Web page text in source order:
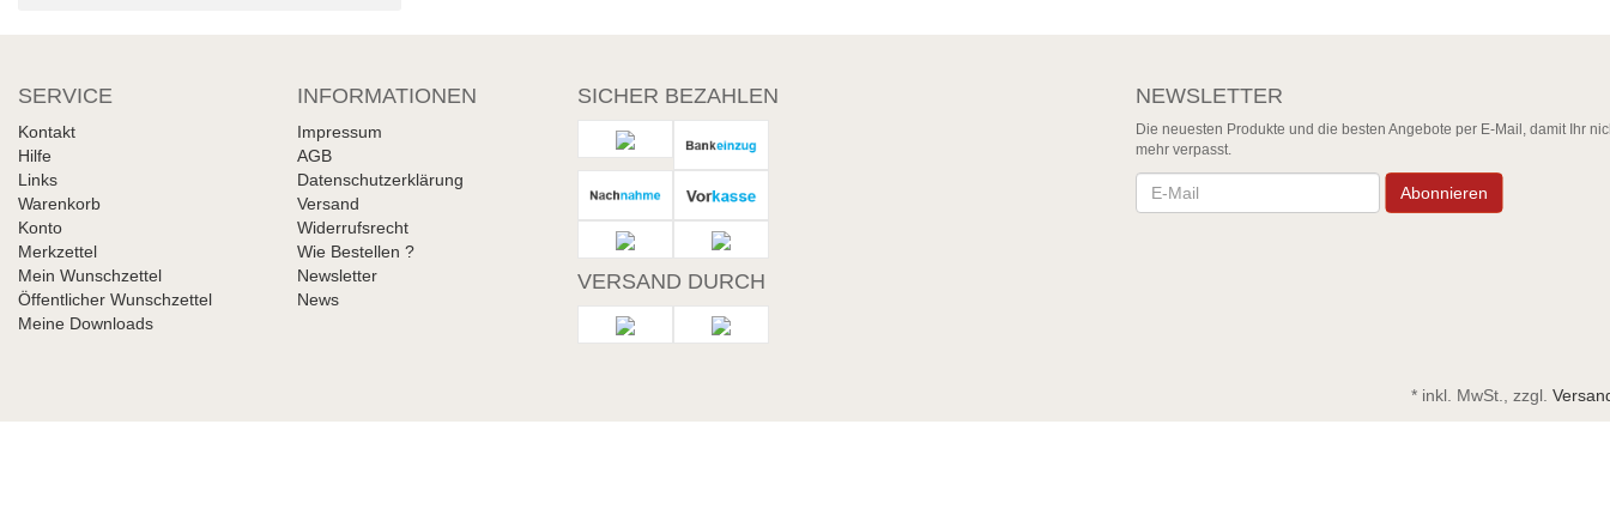
SERVICE
Kontakt
Hilfe
Links
Warenkorb
Konto
Merkzettel
Mein Wunschzettel
Öffentlicher Wunschzettel
Meine Downloads
INFORMATIONEN
Impressum
AGB
Datenschutzerklärung
Versand
Widerrufsrecht
Wie Bestellen ?
Newsletter
News
SICHER BEZAHLEN
VERSAND DURCH
NEWSLETTER
Die neuesten Produkte und die besten Angebote per E-Mail, damit Ihr
mehr verpasst.
Newsletter Abonnieren
* inkl. MwSt., zzgl.